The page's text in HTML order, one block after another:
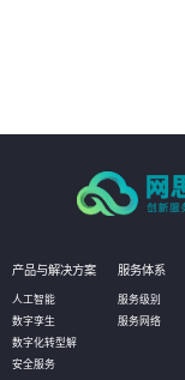
产品与解决方案
人工智能
数字孪生
数字化转型解
安全服务
服务体系
服务级别
服务网络